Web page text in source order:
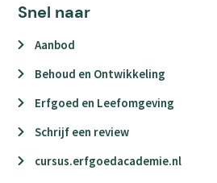
Snel naar
Aanbod
Behoud en Ontwikkeling
Erfgoed en Leefomgeving
Schrijf een review
cursus.erfgoedacademie.nl